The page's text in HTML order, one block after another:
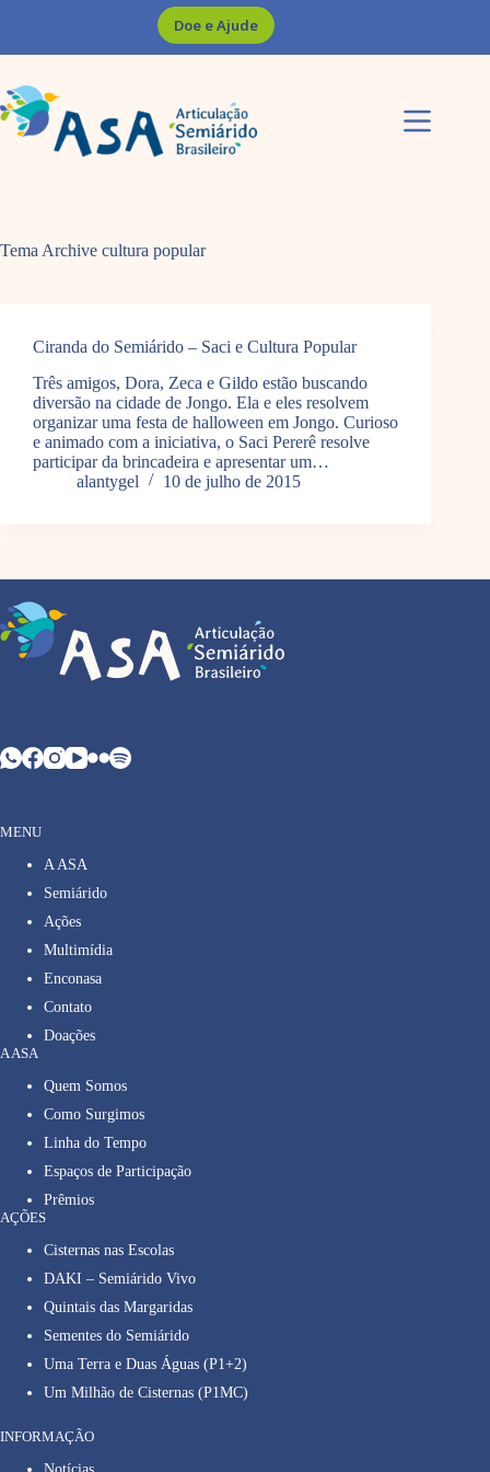
Doe e Ajude
Tema Archive cultura popular
Ciranda do Semiárido – Saci e Cultura Popular
Três amigos, Dora, Zeca e Gildo estão buscando
diversão na cidade de Jongo. Ela e eles resolvem
organizar uma festa de halloween em Jongo. Curioso
e animado com a iniciativa, o Saci Pererê resolve
participar da brincadeira e apresentar um…
alantygel
10 de julho de 2015
MENU
A ASA
Semiárido
Ações
Multimídia
Enconasa
Contato
Doações
A ASA
Quem Somos
Como Surgimos
Linha do Tempo
Espaços de Participação
Prêmios
AÇÕES
Cisternas nas Escolas
DAKI – Semiárido Vivo
Quintais das Margaridas
Sementes do Semiárido
Uma Terra e Duas Águas (P1+2)
Um Milhão de Cisternas (P1MC)
INFORMAÇÃO
Notícias